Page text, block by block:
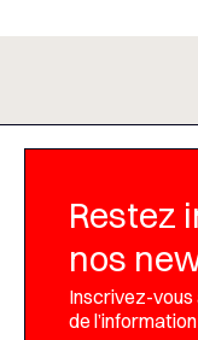
Restez
nos
Inscrivez-
de